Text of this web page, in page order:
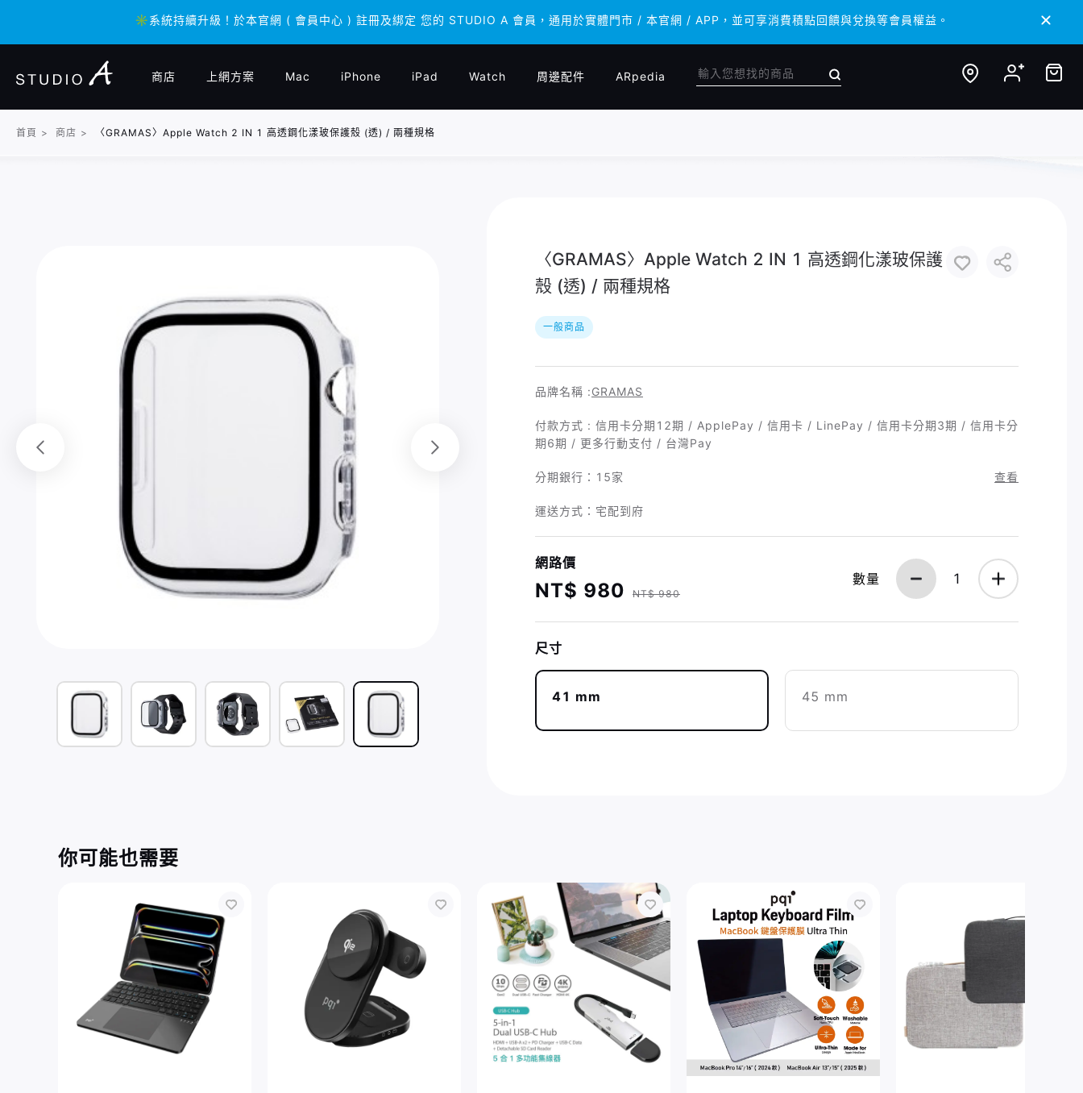
✳️系統持續升級！於本官網 ( 會員中心 ) 註冊及綁定 您的 STUDIO A 會員，通用於實體門市 / 本官網 / APP，並可享消費積點回饋與兌換等會員權益。
✳️系統持續升級！於本官網 ( 會員中心 ) 註冊及綁定 您的 STUDIO A 會員，通用於實體門市 / 本官網 / APP，並可享消費積點回饋與兌換等會員權益。
商店 上網方案 Mac iPhone iPad Watch 周邊配件 ARpedia
首頁 > 商店 > 〈GRAMAS〉Apple Watch 2 IN 1 高透鋼化漾玻保護殼 (透) / 兩種規格
〈GRAMAS〉Apple Watch 2 IN 1 高透鋼化漾玻保護
殼 (透) / 兩種規格
一般商品
品牌名稱 :GRAMAS
付款方式 : 信用卡分期12期 / ApplePay / 信用卡 / LinePay / 信用卡分期3期 / 信用卡分
期6期 / 更多行動支付 / 台灣Pay
分期銀行： 15家 查看
運送方式：宅配到府
網路價
NT$ 980 NT$ 980
數量 1
尺寸
41 mm 45 mm
你可能也需要